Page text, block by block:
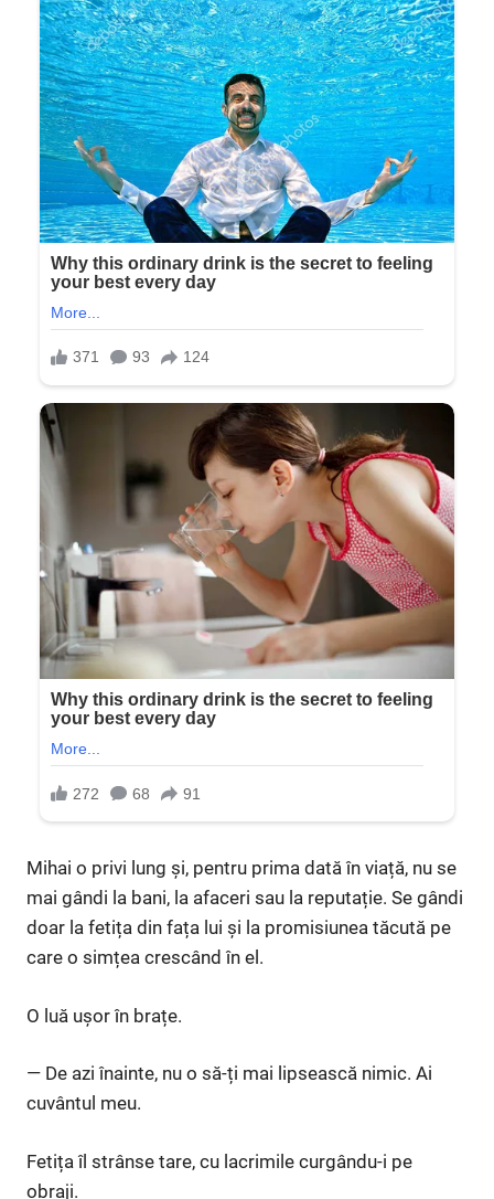
Mihai o privi lung și, pentru prima dată în viață, nu se
mai gândi la bani, la afaceri sau la reputație. Se gândi
doar la fetița din fața lui și la promisiunea tăcută pe
care o simțea crescând în el.
O luă ușor în brațe.
— De azi înainte, nu o să-ți mai lipsească nimic. Ai
cuvântul meu.
Fetița îl strânse tare, cu lacrimile curgându-i pe
obraji.